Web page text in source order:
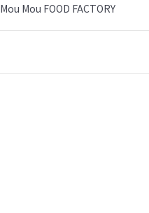
Mou Mou FOOD FACTORY